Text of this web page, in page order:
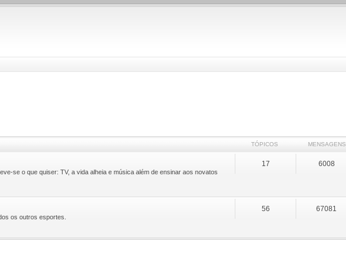
TÓPICOS MENSAGENS
se o que quiser: TV, a vida alheia e música além de ensinar aos novatos
17 6008
os outros esportes.
56 67081